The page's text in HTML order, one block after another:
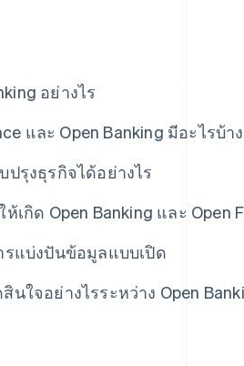
อย่างไร
และ Open Banking มีอะไรบ้าง
ปรุงธุรกิจได้อย่างไร
กิด Open Banking และ Open
รแบ่งปันข้อมูลแบบเปิด
ใจอย่างไรระหว่าง Open